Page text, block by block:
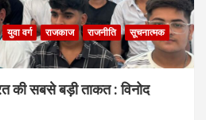
युवा वर्ग राजकाज राजनीति
सूचनात्मक
की सबसे बड़ी ताकत : विनोद